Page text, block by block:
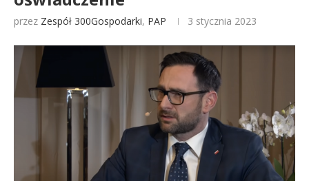
przez Zespół 300Gospodarki, PAP 3 stycznia 2023